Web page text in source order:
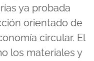
ya probada
orientado de
circular. El
los materiales y